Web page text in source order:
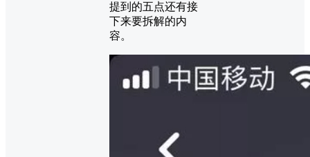
提到的五点还有接
下来要拆解的内
容。